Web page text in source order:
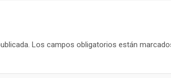
Los campos obligatorios están